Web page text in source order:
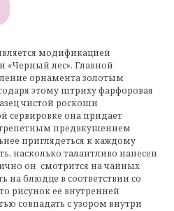
модификацией
«Черный лес». Главной
орнамента золотым
этому штриху фарфоровая
чистой роскоши
сервировке она придает
предвкушением
приглядеться к каждому
насколько талантливо нанесен
он смотрится на чайных
на блюдце в соответствии со
рисунок ее внутренней
совпадать с узором внутри